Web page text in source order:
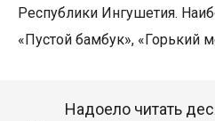
Республики Ингушетия.
«Пустой бамбук», «Горький
Надоело читать